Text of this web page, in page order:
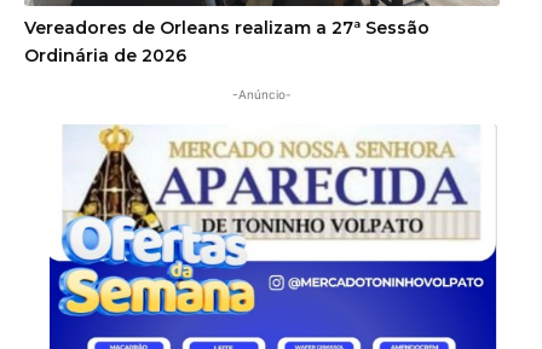
Vereadores de Orleans realizam a 27ª Sessão
Ordinária de 2026
-Anúncio-